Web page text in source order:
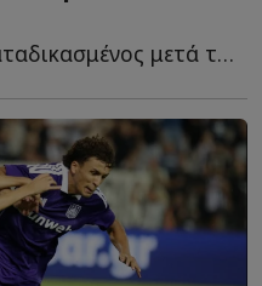
Γιατί ο ΠΑΟΚ δεν είναι καταδικασμένος μετά την ήττα στην Τούμπα από την Άντε...